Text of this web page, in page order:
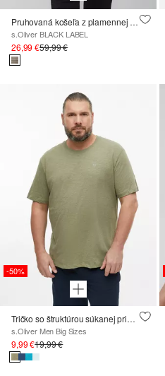
Pruhovaná košeľa z plamennej priadze vyrobená z ľanu
s.Oliver BLACK LABEL
26,99 €59,99 €
-50%
Tričko so štruktúrou súkanej priadze a detailom loga
s.Oliver Men Big Sizes
9,99 €19,99 €